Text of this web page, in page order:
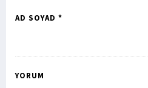
AD SOYAD *
YORUM